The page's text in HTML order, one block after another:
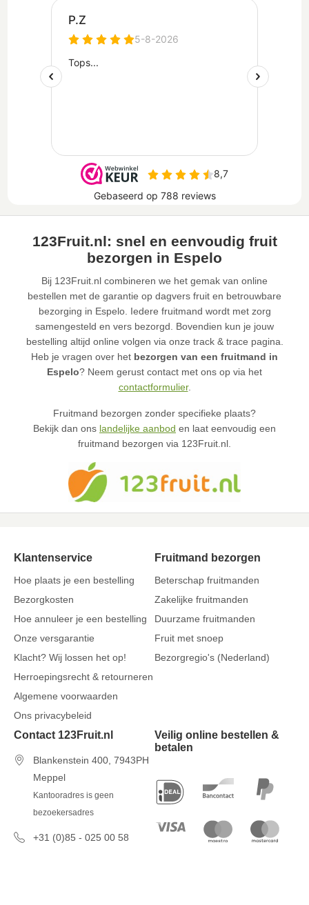
123Fruit.nl: snel en eenvoudig fruit
bezorgen in Espelo
Bij 123Fruit.nl combineren we het gemak van online
bestellen met de garantie op dagvers fruit en betrouwbare
bezorging in Espelo. Iedere fruitmand wordt met zorg
samengesteld en vers bezorgd. Bovendien kun je jouw
bestelling altijd online volgen via onze track & trace pagina.
Heb je vragen over het bezorgen van een fruitmand in
Espelo? Neem gerust contact met ons op via het
contactformulier.
Fruitmand bezorgen zonder specifieke plaats?
Bekijk dan ons landelijke aanbod en laat eenvoudig een
fruitmand bezorgen via 123Fruit.nl.
Klantenservice
Hoe plaats je een bestelling
Bezorgkosten
Hoe annuleer je een bestelling
Onze versgarantie
Klacht? Wij lossen het op!
Herroepingsrecht & retourneren
Algemene voorwaarden
Ons privacybeleid
Fruitmand bezorgen
Beterschap fruitmanden
Zakelijke fruitmanden
Duurzame fruitmanden
Fruit met snoep
Bezorgregio's (Nederland)
Contact 123Fruit.nl
Blankenstein 400, 7943PH
Meppel
Kantooradres is geen
bezoekersadres
+31 (0)85 - 025 00 58
Veilig online bestellen &
betalen